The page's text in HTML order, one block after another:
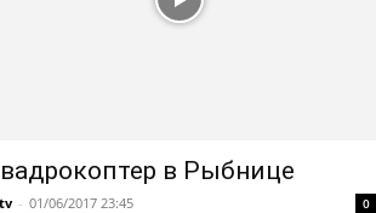
в Рыбнице
- 01/06/2017 23:45 0